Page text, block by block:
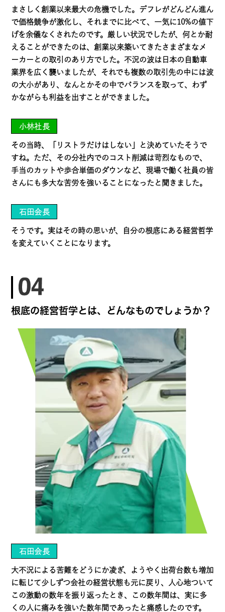
まさしく創業以来最大の危機でした。デフレがどんどん進ん
で価格競争が激化し、それまでに比べて、一気に10%の値下
げを余儀なくされたのです。厳しい状況でしたが、何とか耐
えることができたのは、創業以来築いてきたさまざまなメ
ーカーとの取引のあり方でした。不況の波は日本の自動車
業界を広く襲いましたが、それでも複数の取引先の中には波
の大小があり、なんとかその中でバランスを取って、わず
かながらも利益を出すことができました。
小林社長
その当時、「リストラだけはしない」と決めていたそうで
すね。ただ、その分社内でのコスト削減は苛烈なもので、
手当のカットや歩合単価のダウンなど、現場で働く社員の皆
さんにも多大な苦労を強いることになったと聞きました。
石田会長
そうです。実はその時の思いが、自分の根底にある経営哲学
を変えていくことになります。
根底の経営哲学とは、どんなものでしょうか？
石田会長
大不況による苦難をどうにか凌ぎ、ようやく出荷台数も増加
に転じて少しずつ会社の経営状態も元に戻り、人心地ついて
この激動の数年を振り返ったとき、この数年間は、実に多
くの人に痛みを強いた数年間であったと痛感したのです。